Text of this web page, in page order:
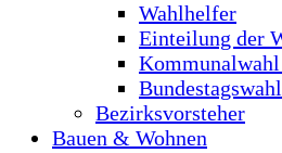
Wahlhelfer
Einteilung der
Bezirksvorsteher
Bauen & Wohnen